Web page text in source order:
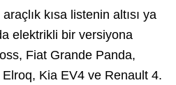
kısa listenin altısı ya
elektrikli bir versiyona
Fiat Grande Panda,
Kia EV4 ve Renault 4.